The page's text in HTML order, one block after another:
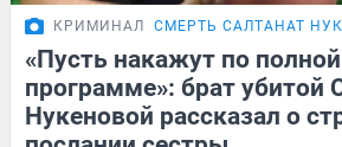
КРИМИНАЛ СМЕРТЬ САЛТАНАТ
«Пусть накажут по полной
программе»: брат убитой
Нукеновой рассказал о